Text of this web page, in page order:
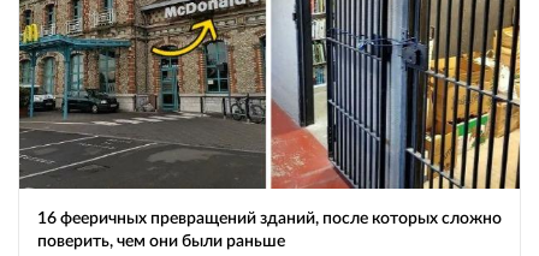
16 фееричных превращений зданий, после которых сложно
поверить, чем они были раньше